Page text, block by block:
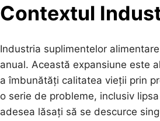
Contextul
Industria suplimentelor
anual. Această expansiune este
a îmbunătăți calitatea vieții prin
o serie de probleme, inclusiv
adesea lăsați să se descurce